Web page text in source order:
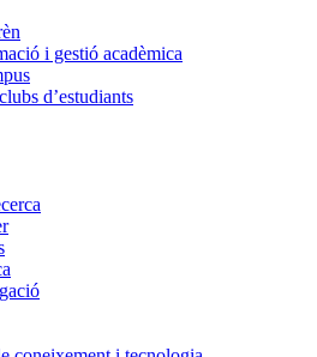
i gestió acadèmica
d’estudiants